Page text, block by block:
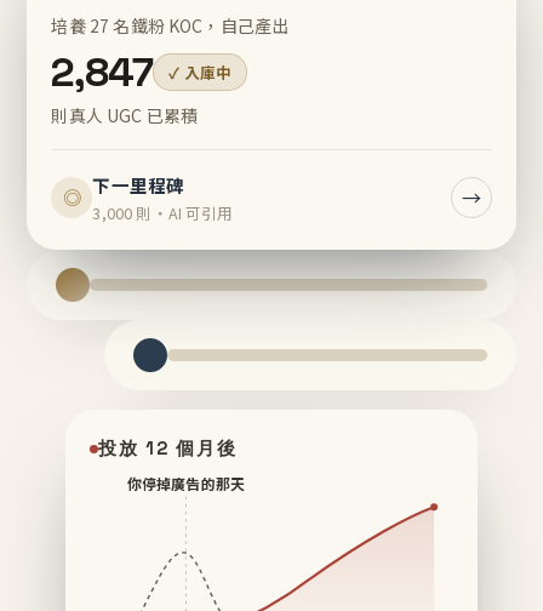
培養 27 名鐵粉 KOC，自己產出
2,847 ✓ 入庫中
則真人 UGC 已累積
◎ 下一里程碑
3,000 則・AI 可引用
→
投放 12 個月後
你停掉廣告的那天